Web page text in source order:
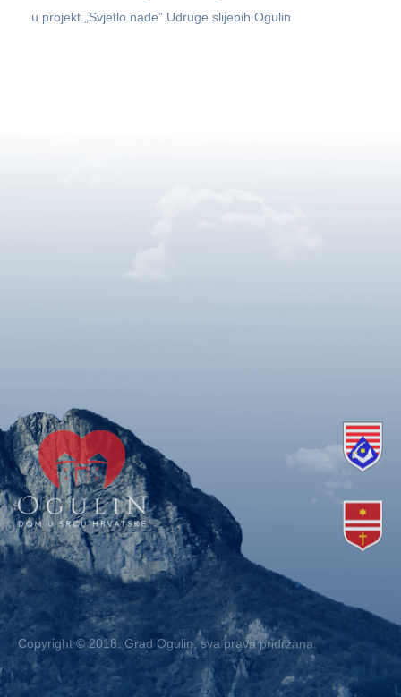
u projekt „Svjetlo nade” Udruge slijepih Ogulin
Copyright © 2018. Grad Ogulin, sva prava pridržana.
Design by EA93